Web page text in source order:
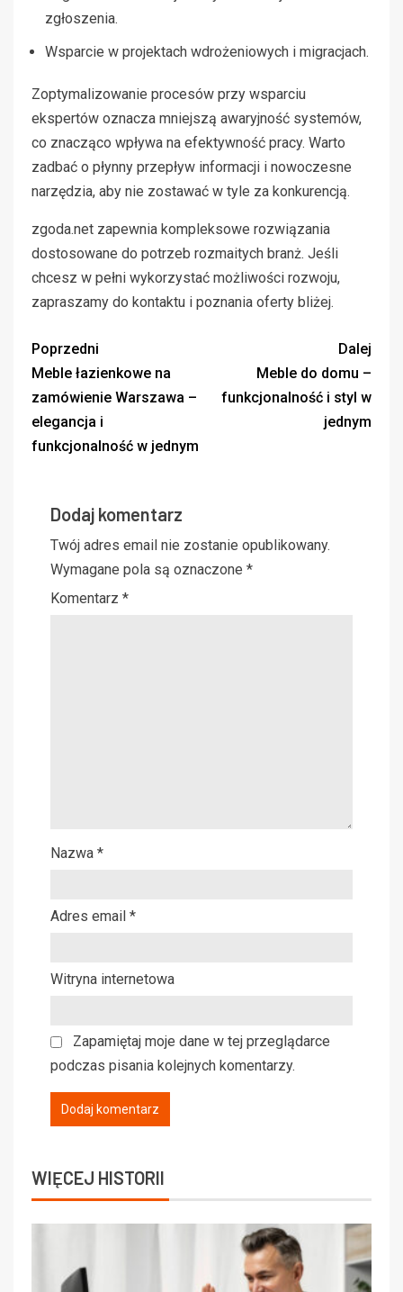
zgłoszenia.
Wsparcie w projektach wdrożeniowych i migracjach.
Zoptymalizowanie procesów przy wsparciu
ekspertów oznacza mniejszą awaryjność systemów,
co znacząco wpływa na efektywność pracy. Warto
zadbać o płynny przepływ informacji i nowoczesne
narzędzia, aby nie zostawać w tyle za konkurencją.
zgoda.net zapewnia kompleksowe rozwiązania
dostosowane do potrzeb rozmaitych branż. Jeśli
chcesz w pełni wykorzystać możliwości rozwoju,
zapraszamy do kontaktu i poznania oferty bliżej.
Poprzedni
Meble łazienkowe na
zamówienie Warszawa –
elegancja i
funkcjonalność w jednym
Dalej
Meble do domu –
funkcjonalność i styl w
jednym
Dodaj komentarz
Twój adres email nie zostanie opublikowany.
Wymagane pola są oznaczone *
Komentarz *
Nazwa *
Adres email *
Witryna internetowa
Zapamiętaj moje dane w tej przeglądarce
podczas pisania kolejnych komentarzy.
WIĘCEJ HISTORII